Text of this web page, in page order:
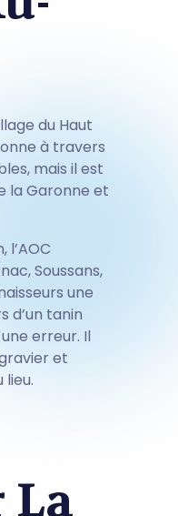
du Haut
à travers
mais il est
la Garonne et
l’AOC
Soussans,
une
d’un tanin
erreur. Il
et
La